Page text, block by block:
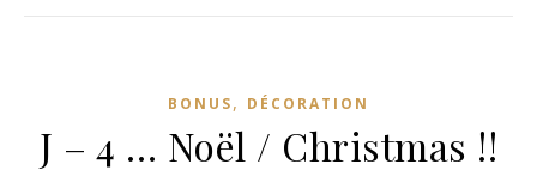
BONUS, DÉCORATION
J – 4 … Noël / Christmas !!